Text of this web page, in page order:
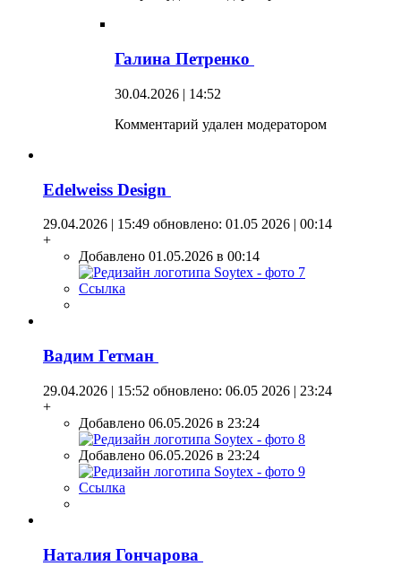
Галина Петренко
30.04.2026 | 14:52
Комментарий удален модератором
Edelweiss Design
29.04.2026 | 15:49 обновлено: 01.05 2026 | 00:14
+
Добавлено 01.05.2026 в 00:14
Ссылка
Вадим Гетман
29.04.2026 | 15:52 обновлено: 06.05 2026 | 23:24
+
Добавлено 06.05.2026 в 23:24
Добавлено 06.05.2026 в 23:24
Ссылка
Наталия Гончарова